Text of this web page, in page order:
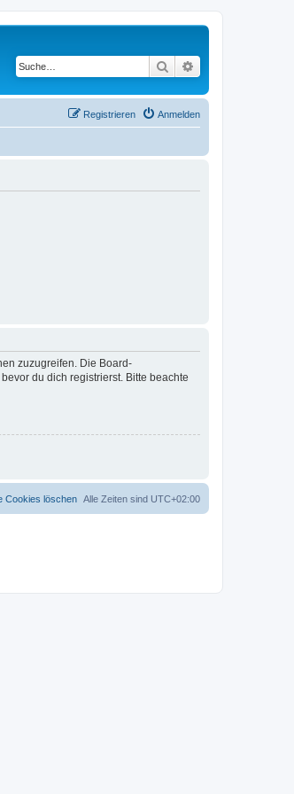
Suche
Anmelden
Registrieren
zuzugreifen. Die Board-
du dich registrierst. Bitte beachte
Alle Zeiten sind UTC+02:00
Cookies löschen